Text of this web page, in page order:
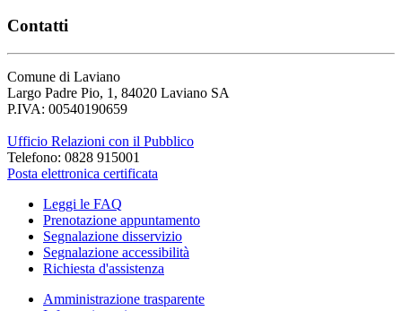
Contatti
Comune di Laviano
Largo Padre Pio, 1, 84020 Laviano SA
P.IVA: 00540190659
Ufficio Relazioni con il Pubblico
Telefono: 0828 915001
Posta elettronica certificata
Leggi le FAQ
Prenotazione appuntamento
Segnalazione disservizio
Segnalazione accessibilità
Richiesta d'assistenza
Amministrazione trasparente